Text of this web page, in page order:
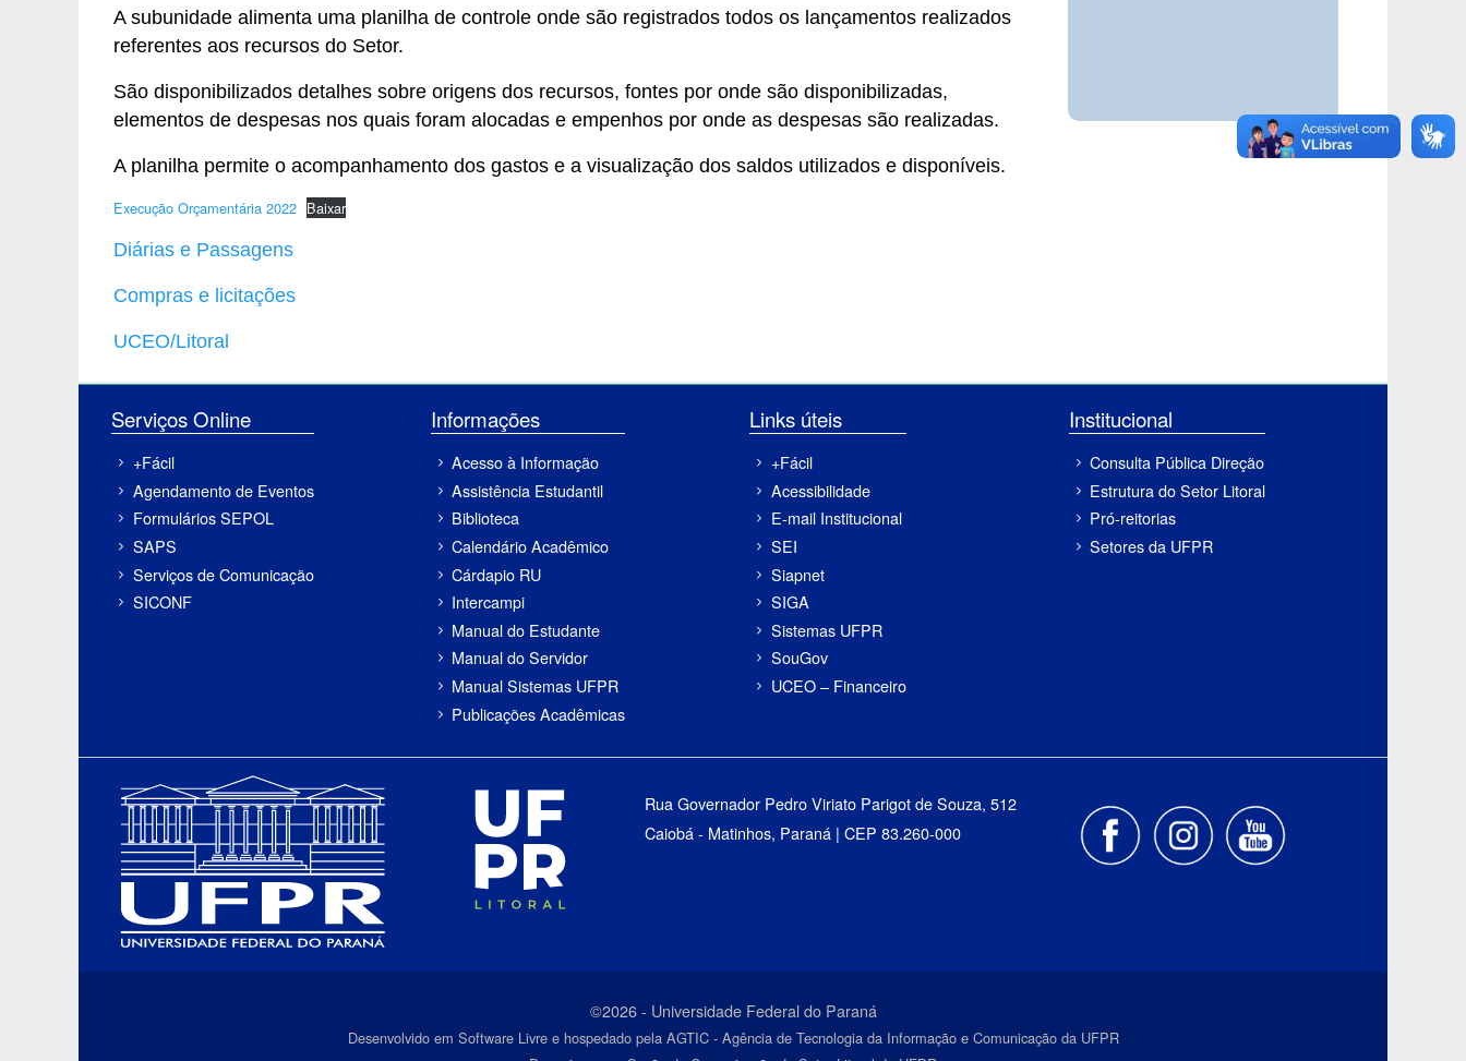
A subunidade alimenta uma planilha de controle onde são registrados todos os lançamentos realizados
referentes aos recursos do Setor.
São disponibilizados detalhes sobre origens dos recursos, fontes por onde são disponibilizadas,
elementos de despesas nos quais foram alocadas e empenhos por onde as despesas são realizadas.
A planilha permite o acompanhamento dos gastos e a visualização dos saldos utilizados e disponíveis.
Execução Orçamentária 2022 Baixar
Diárias e Passagens
Compras e licitações
UCEO/Litoral
Serviços Online
+Fácil
Agendamento de Eventos
Formulários SEPOL
SAPS
Serviços de Comunicação
SICONF
Informações
Acesso à Informação
Assistência Estudantil
Biblioteca
Calendário Acadêmico
Cárdapio RU
Intercampi
Manual do Estudante
Manual do Servidor
Manual Sistemas UFPR
Publicações Acadêmicas
Links úteis
+Fácil
Acessibilidade
E-mail Institucional
SEI
Siapnet
SIGA
Sistemas UFPR
SouGov
UCEO – Financeiro
Institucional
Consulta Pública Direção
Estrutura do Setor Litoral
Pró-reitorias
Setores da UFPR
Rua Governador Pedro Viriato Parigot de Souza, 512
Caiobá - Matinhos, Paraná | CEP 83.260-000
©2026 - Universidade Federal do Paraná
Desenvolvido em Software Livre e hospedado pela AGTIC - Agência de Tecnologia da Informação e Comunicação da UFPR